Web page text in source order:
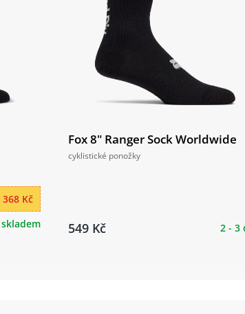
368 Kč
skladem
Fox 8" Ranger Sock Worldwide
cyklistické ponožky
549 Kč 2 - 3